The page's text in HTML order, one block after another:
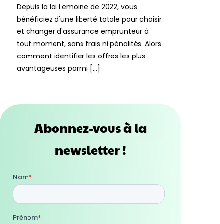
Depuis la loi Lemoine de 2022, vous
bénéficiez d'une liberté totale pour choisir
et changer d'assurance emprunteur à
tout moment, sans frais ni pénalités. Alors
comment identifier les offres les plus
avantageuses parmi […]
Abonnez-vous à la
newsletter !